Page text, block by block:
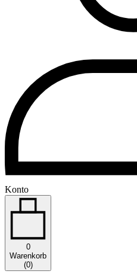
Konto
0
Warenkorb
(0)